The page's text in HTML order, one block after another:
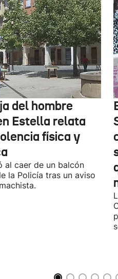
del hombre
Estella relata
física y
al caer de un balcón
la Policía tras un aviso